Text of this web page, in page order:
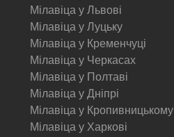
Мілавіца у Львові
Мілавіца у Луцьку
Мілавіца у Кременчуці
Мілавіца у Черкасах
Мілавіца у Полтаві
Мілавіца у Дніпрі
Мілавіца у Кропивницькому
Мілавіца у Харкові